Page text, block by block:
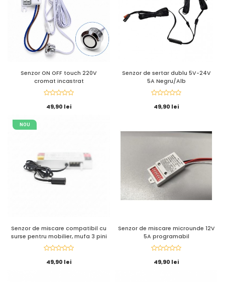
Senzor ON OFF touch 220V
cromat incastrat
49,90 lei
Senzor de sertar dublu 5V-24V
5A Negru/Alb
49,90 lei
NOU
Senzor de miscare compatibil cu
surse pentru mobilier, mufa 3 pini
49,90 lei
Senzor de miscare microunde 12V
5A programabil
49,90 lei